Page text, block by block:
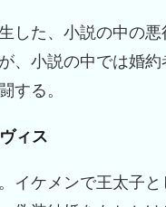
した、小説の中の
、小説の中では婚
する。
ィス
イケメンで王太子